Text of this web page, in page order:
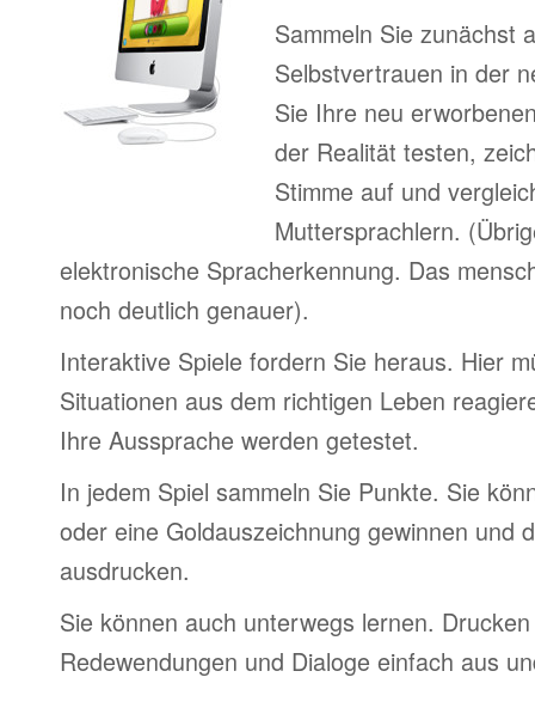
Sammeln Sie zunächst
Selbstvertrauen in der
Sie Ihre neu
der Realität testen,
Stimme auf und
Muttersprachlern.
elektronische Spracherkennung. Das
noch deutlich genauer).
Interaktive Spiele fordern Sie heraus. Hier
Situationen aus dem richtigen Leben
Ihre Aussprache werden getestet.
In jedem Spiel sammeln Sie Punkte. Sie
oder eine Goldauszeichnung gewinnen und
ausdrucken.
Sie können auch unterwegs lernen.
Redewendungen und Dialoge einfach aus